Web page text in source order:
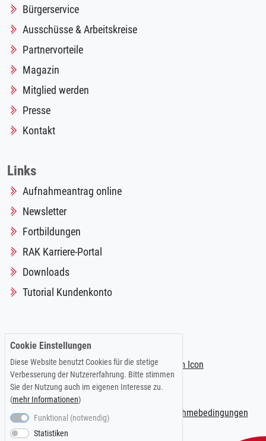
Bürgerservice
Ausschüsse & Arbeitskreise
Partnervorteile
Magazin
Mitglied werden
Presse
Kontakt
Links
Aufnahmeantrag online
Newsletter
Fortbildungen
RAK Karriere-Portal
Downloads
Tutorial Kundenkonto
Impressum |Datenschutzerklärung Teilnahmebedingungen
Cookie Einstellungen
Diese Website benutzt Cookies für die stetige
Verbesserung der Nutzererfahrung. Bitte stimmen
Sie der Nutzung auch im eigenen Interesse zu.
(mehr Informationen)
Funktional (notwendig)
Statistiken